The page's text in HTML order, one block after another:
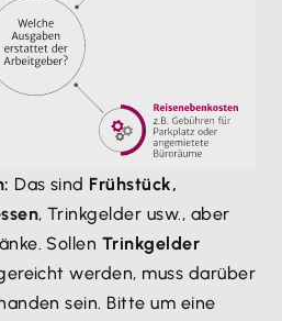
Das sind Frühstück,
, Trinkgelder usw., aber
Sollen Trinkgelder
werden, muss darüber
sein. Bitte um eine